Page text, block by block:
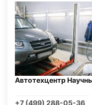
Автотехцентр
+7 (499) 288-05-36